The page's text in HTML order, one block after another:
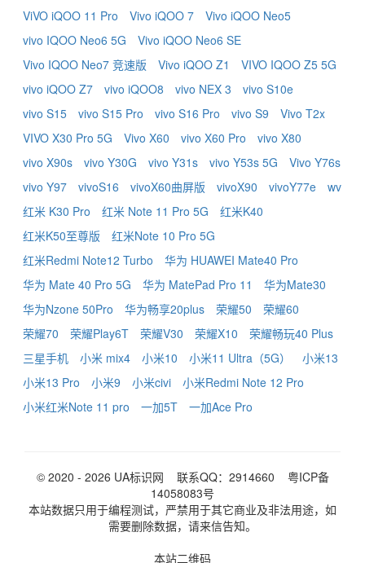
ViVO iQOO 11 Pro
Vivo iQOO 7
Vivo iQOO Neo5
vivo IQOO Neo6 5G
Vivo iQOO Neo6 SE
Vivo IQOO Neo7 竞速版
Vivo iQOO Z1
VIVO IQOO Z5 5G
vivo iQOO Z7
vivo iQOO8 vivo NEX 3
vivo S10e
vivo S15
vivo S15 Pro vivo S16 Pro vivo S9
Vivo T2x
VIVO X30 Pro 5G
Vivo X60 vivo X60 Pro
vivo X80
vivo X90s
vivo Y30G vivo Y31s vivo Y53s 5G
Vivo Y76s
vivo Y97
vivoS16 vivoX60曲屏版 vivoX90 vivoY77e
wv
红米 K30 Pro
红米 Note 11 Pro 5G
红米K40
红米K50至尊版
红米Note 10 Pro 5G
红米Redmi Note12 Turbo
华为 HUAWEI Mate40 Pro
华为 Mate 40 Pro 5G
华为 MatePad Pro 11
华为Mate30
华为Nzone 50Pro
华为畅享20plus 荣耀50
荣耀60
荣耀70
荣耀Play6T 荣耀V30 荣耀X10
荣耀畅玩40 Plus
三星手机
小米 mix4 小米10 小米11 Ultra（5G）
小米13
小米13 Pro
小米9 小米civi
小米Redmi Note 12 Pro
小米红米Note 11 pro
一加5T 一加Ace Pro
© 2020 - 2026 UA标识网 联系QQ：2914660 粤ICP备
14058083号
本站数据只用于编程测试，严禁用于其它商业及非法用途，如
需要删除数据，请来信告知。
本站二维码